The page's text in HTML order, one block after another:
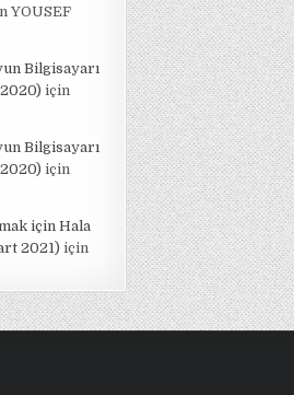
YOUSEF
Bilgisayarı
için
Bilgisayarı
için
için Hala
2021) için